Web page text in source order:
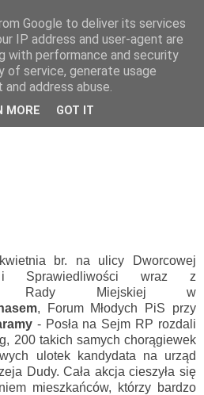
flag RP
br. na ulicy Dworcowej
i Sprawiedliwości wraz z
Rady Miejskiej w
, Forum Młodych PiS przy
- Posła na Sejm RP rozdali
200 takich samych chorągiewek
ulotek kandydata na urząd
Dudy. Cała akcja cieszyła się
mieszkańców, którzy bardzo
Google to deliver its services
IP address and user-agent are
with performance and security
of service, generate usage
address abuse.
MORE GOT IT